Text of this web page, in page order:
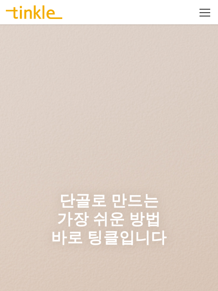
단골로 만드는
가장 쉬운 방법
바로 팅클입니다